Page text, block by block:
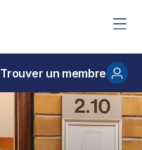
Trouver un membre